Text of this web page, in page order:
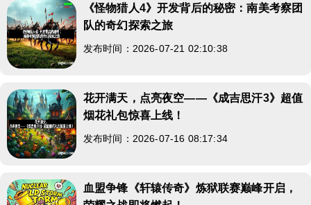
《怪物猎人4》开发背后的秘密：南美考察团
队的奇幻探索之旅
发布时间：2026-07-21 02:10:38
花开满天，点亮夜空——《成吉思汗3》超值
烟花礼包惊喜上线！
发布时间：2026-07-16 08:17:34
血盟争锋《轩辕传奇》炼狱联赛巅峰开启，